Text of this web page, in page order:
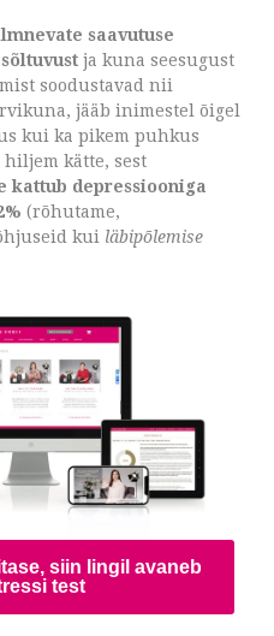
saavutuse
ja kuna seesugust
soodustavad nii
jääb inimestel õigel
kui ka pikem puhkus
hiljem kätte, sest
kattub depressiooniga
(rõhutame,
kui läbipõlemise
siin lingil avaneb
test